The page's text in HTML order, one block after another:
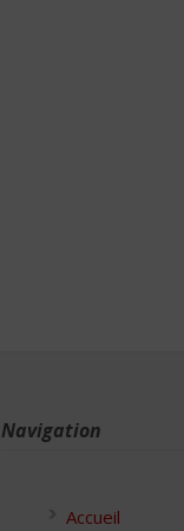
Navigation
Accueil